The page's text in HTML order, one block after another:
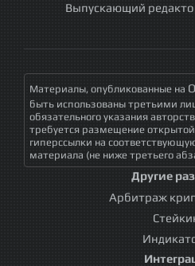
Выпускающий
Материалы, опубликованные на
быть использованы третьими
обязательного указания
требуется размещение
гиперссылки на
материала (не ниже третьего
Другие
Арбитраж